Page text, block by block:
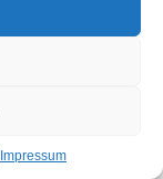
Impressum